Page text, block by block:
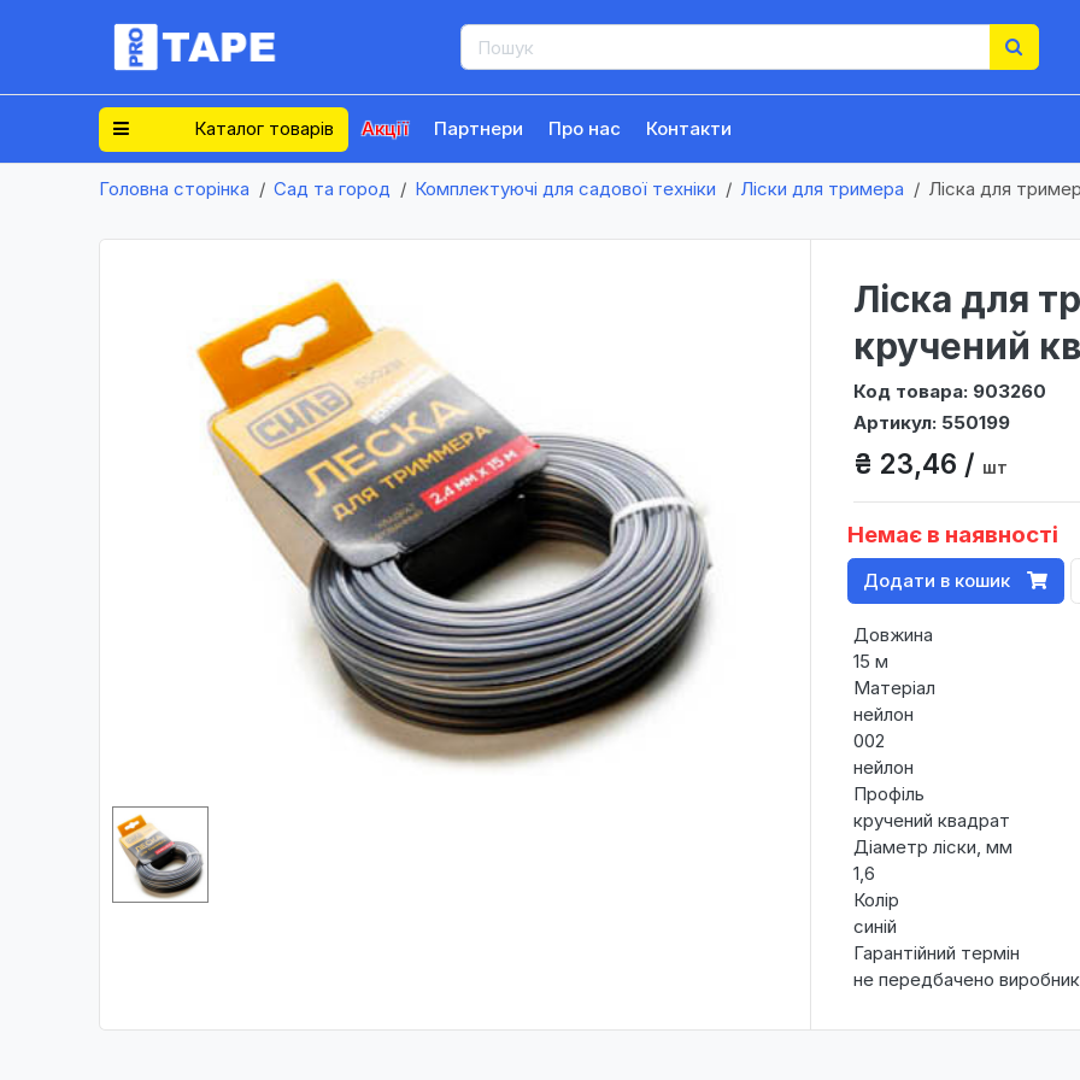
Каталог товарів Акції Партнери Про нас Контакти
Головна сторінка Сад та город Комплектуючі для садової техніки Ліски для тримера Лiска для
Лiска для
кручений
Код товара: 903260
Артикул: 550199
₴ 23,46 / шт
Немає в наявності
Додати в кошик
Довжина
15 м
Матеріал
нейлон
002
нейлон
Профіль
кручений квадрат
Діаметр ліски, мм
1,6
Колір
синій
Гарантійний термін
не передбачено